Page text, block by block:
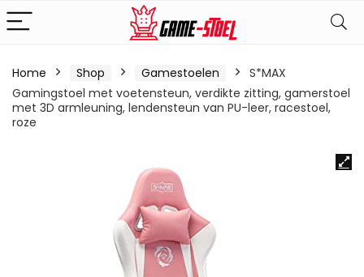
Home Shop Gamestoelen
S*MAX
Gamingstoel met voetensteun, verdikte zitting, gamerstoel
met 3D armleuning, lendensteun van PU-leer, racestoel,
roze